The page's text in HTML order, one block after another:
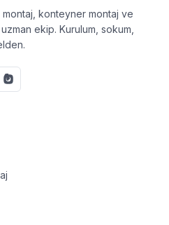
konteyner montaj ve
ekip. Kurulum, sokum,